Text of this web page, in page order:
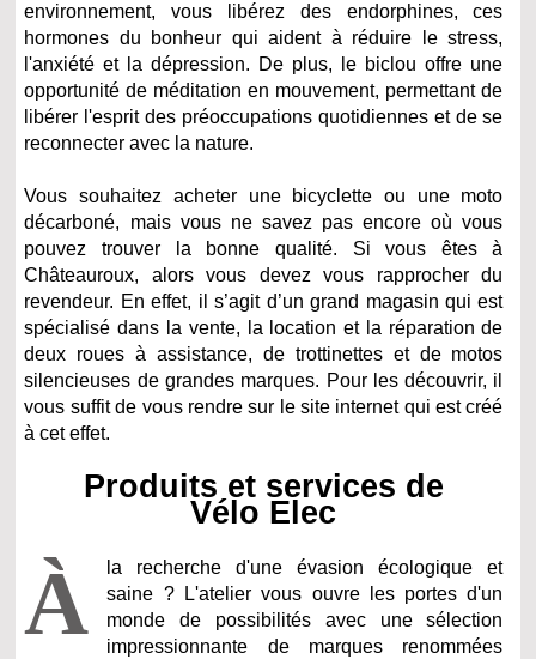
environnement, vous libérez des endorphines, ces
hormones du bonheur qui aident à réduire le stress,
l'anxiété et la dépression. De plus, le biclou offre une
opportunité de méditation en mouvement, permettant de
libérer l'esprit des préoccupations quotidiennes et de se
reconnecter avec la nature.
Vous souhaitez acheter une bicyclette ou une moto
décarboné, mais vous ne savez pas encore où vous
pouvez trouver la bonne qualité. Si vous êtes à
Châteauroux, alors vous devez vous rapprocher du
revendeur. En effet, il s’agit d’un grand magasin qui est
spécialisé dans la vente, la location et la réparation de
deux roues à assistance, de trottinettes et de motos
silencieuses de grandes marques. Pour les découvrir, il
vous suffit de vous rendre sur le site internet qui est créé
à cet effet.
Produits et services de
Vélo Elec
À
la recherche d'une évasion écologique et
saine ? L'atelier vous ouvre les portes d'un
monde de possibilités avec une sélection
impressionnante de marques renommées